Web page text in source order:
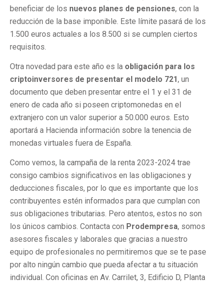
beneficiar de los nuevos planes de pensiones, con la
reducción de la base imponible. Este límite pasará de los
1.500 euros actuales a los 8.500 si se cumplen ciertos
requisitos.
Otra novedad para este año es la obligación para los
criptoinversores de presentar el modelo 721, un
documento que deben presentar entre el 1 y el 31 de
enero de cada año si poseen criptomonedas en el
extranjero con un valor superior a 50.000 euros. Esto
aportará a Hacienda información sobre la tenencia de
monedas virtuales fuera de España.
Como vemos, la campaña de la renta 2023-2024 trae
consigo cambios significativos en las obligaciones y
deducciones fiscales, por lo que es importante que los
contribuyentes estén informados para que cumplan con
sus obligaciones tributarias. Pero atentos, estos no son
los únicos cambios. Contacta con Prodempresa, somos
asesores fiscales y laborales que gracias a nuestro
equipo de profesionales no permitiremos que se te pase
por alto ningún cambio que pueda afectar a tu situación
individual. Con oficinas en Av. Carrilet, 3, Edificio D, Planta